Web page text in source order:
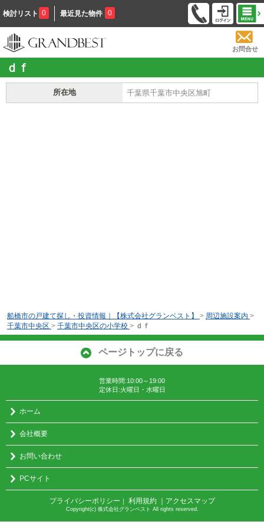
検討リスト 0 最近見た物件 0
お問合せ
ｄｆ
所在地 千葉県千葉市中央区旭町
船橋市の戸建て探し・投資情報｜【株式会社グランベスト】 > 周辺施設案内 >
千葉市中央区 > 千葉市中央区の小学校 > ｄｆ
ページトップに戻る
営業時間:10:00～19:00
定休日:火曜日・水曜日
ホーム
会社概要
お問い合わせ
PCサイト
プライバシーポリシー ｜ 利用規約 ｜アクセスマップ
Copyright(c) 株式会社グランベスト All rights reserved.